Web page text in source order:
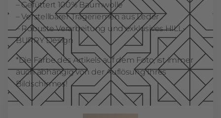
– Gefüttert 100% Baumwolle
– Verstellbarer Trageriemen aus Leder
– Robuste Verarbeitung und exklusives HILL-
BURRY Design
*Die Farbe des Artikels auf dem Foto, ist immer
auch abhängig von der Auflösung Ihres
Bildschirmes!